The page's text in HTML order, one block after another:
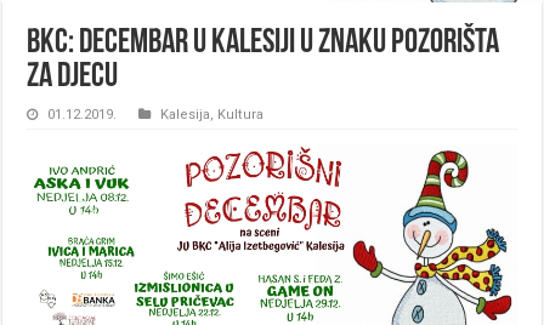
BKC: Decembar u Kalesiji u znaku pozorišta
za djecu
01.12.2019. Kalesija, Kultura